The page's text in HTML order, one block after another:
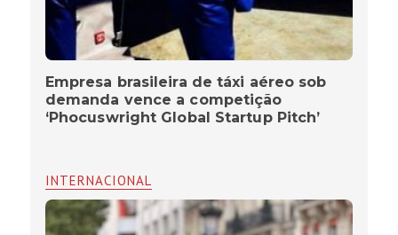
Empresa brasileira de táxi aéreo sob
demanda vence a competição
‘Phocuswright Global Startup Pitch’
INTERNACIONAL